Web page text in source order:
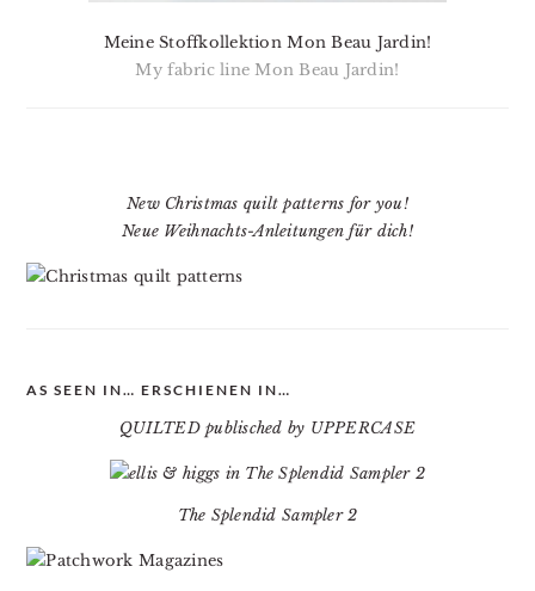
Meine Stoffkollektion Mon Beau Jardin!
My fabric line Mon Beau Jardin!
New Christmas quilt patterns for you!
Neue Weihnachts-Anleitungen für dich!
AS SEEN IN… ERSCHIENEN IN…
QUILTED publisched by UPPERCASE
The Splendid Sampler 2